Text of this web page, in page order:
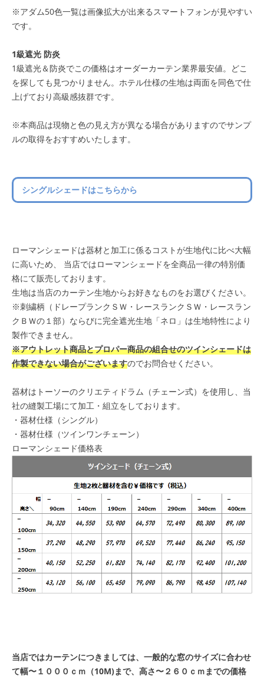
※アダム50色一覧は画像拡大が出来るスマートフォンが見やすい
です。
1級遮光 防炎
1級遮光＆防炎でこの価格はオーダーカーテン業界最安値。どこ
を探しても見つかりません。ホテル仕様の生地は両面を同色で仕
上げており高級感抜群です。
※本商品は現物と色の見え方が異なる場合がありますのでサンプ
ルの取得をおすすめいたします。
シングルシェードはこちらから
ローマンシェードは器材と加工に係るコストが生地代に比べ大幅
に高いため、 当店ではローマンシェードを全商品一律の特別価
格にて販売しております。
生地は当店のカーテン生地からお好きなものをお選びください。
※刺繍柄（ドレープランクＳＷ・レースランクＳＷ・レースラン
クＢＷの１部）ならびに完全遮光生地「ネロ」は生地特性により
製作できません。
※アウトレット商品とプロパー商品の組合せのツインシェードは
作製できない場合がございますのでお問合せください。
器材はトーソーのクリエティドラム（チェーン式）を使用し、当
社の縫製工場にて加工・組立をしております。
・ 器材仕様（シングル）
・ 器材仕様（ツインワンチェーン）
ローマンシェード価格表
当店ではカーテンにつきましては、一般的な窓のサイズに合わせ
て幅〜１０００ｃｍ（10M)まで、高さ〜２６０ｃｍまでの価格